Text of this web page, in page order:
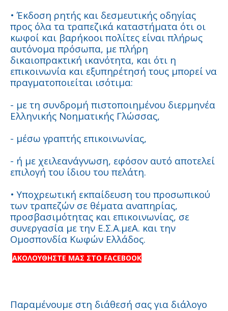
• Έκδοση ρητής και δεσμευτικής οδηγίας
προς όλα τα τραπεζικά καταστήματα ότι οι
κωφοί και βαρήκοοι πολίτες είναι πλήρως
αυτόνομα πρόσωπα, με πλήρη
δικαιοπρακτική ικανότητα, και ότι η
επικοινωνία και εξυπηρέτησή τους μπορεί να
πραγματοποιείται ισότιμα:
- με τη συνδρομή πιστοποιημένου διερμηνέα
Ελληνικής Νοηματικής Γλώσσας,
- μέσω γραπτής επικοινωνίας,
- ή με χειλεανάγνωση, εφόσον αυτό αποτελεί
επιλογή του ίδιου του πελάτη.
• Υποχρεωτική εκπαίδευση του προσωπικού
των τραπεζών σε θέματα αναπηρίας,
προσβασιμότητας και επικοινωνίας, σε
συνεργασία με την Ε.Σ.Α.μεΑ. και την
Ομοσπονδία Κωφών Ελλάδος.
ΑΚΟΛΟΥΘΗΣΤΕ ΜΑΣ ΣΤΟ FACEBOOK
Παραμένουμε στη διάθεσή σας για διάλογο